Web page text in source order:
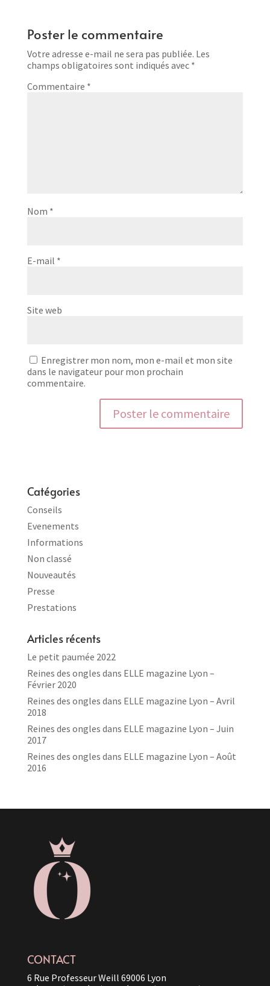
Poster le commentaire
Votre adresse e-mail ne sera pas publiée. Les
champs obligatoires sont indiqués avec *
Commentaire *
Nom *
E-mail *
Site web
Enregistrer mon nom, mon e-mail et mon site
dans le navigateur pour mon prochain
commentaire.
Catégories
Conseils
Evenements
Informations
Non classé
Nouveautés
Presse
Prestations
Articles récents
Le petit paumée 2022
Reines des ongles dans ELLE magazine Lyon –
Février 2020
Reines des ongles dans ELLE magazine Lyon – Avril
2018
Reines des ongles dans ELLE magazine Lyon – Juin
2017
Reines des ongles dans ELLE magazine Lyon – Août
2016
CONTACT
6 Rue Professeur Weill 69006 Lyon